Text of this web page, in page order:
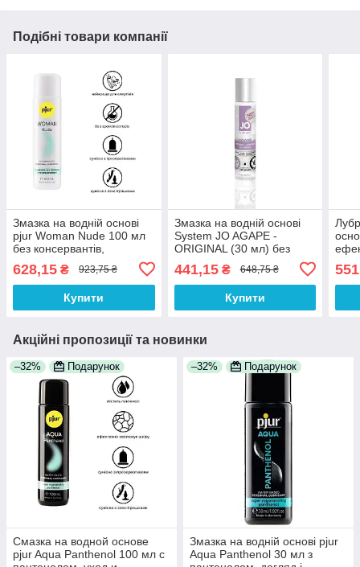
Подібні товари компанії
Змазка на водній основі
pjur Woman Nude 100 мл
без консервантів,
100% Анонімності
628,15 ₴ 923,75 ₴
Купити
Змазка на водній основі
System JO AGAPE -
ORIGINAL (30 мл) без
парабенів 100%
Анонімності
441,15₴ 648,75 ₴
Купити
Акційні пропозиції та новинки
–32% Подарунок
Смазка на водной основе
pjur Aqua Panthenol 100 мл с
–32% Подарунок
Змазка на водній основі pjur
Aqua Panthenol 30 мл з